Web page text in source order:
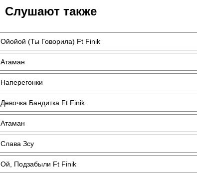
Слушают также
Ойойой (Ты Говорила) Ft Finik
Атаман
Наперегонки
Девочка Бандитка Ft Finik
Атаман
Слава Зсу
Ой, Подзабыли Ft Finik